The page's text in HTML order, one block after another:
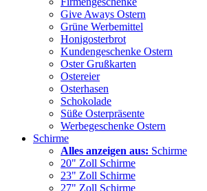
Give Aways Ostern
Grüne Werbemittel
Honigosterbrot
Kundengeschenke Ostern
Oster Grußkarten
Ostereier
Osterhasen
Schokolade
Süße Osterpräsente
Werbegeschenke Ostern
Schirme
Alles anzeigen aus: Schirme
20" Zoll Schirme
23" Zoll Schirme
27" Zoll Schirme